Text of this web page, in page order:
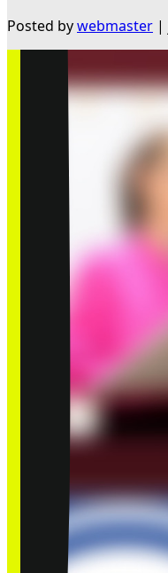
Posted bywebmaster |